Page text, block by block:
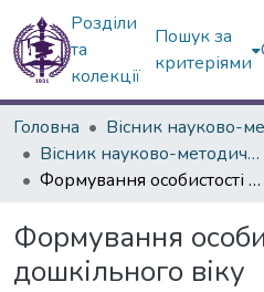
Розділи
та
колекції
Пошук за
критеріями
Головна
Вісник науково-методичних досліджень ВГПК № 2 (40)
Формування особистості дітей дошкільного віку
Формування
дошкільного віку